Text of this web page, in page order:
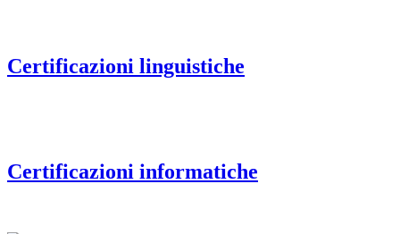
Certificazioni linguistiche
Certificazioni informatiche